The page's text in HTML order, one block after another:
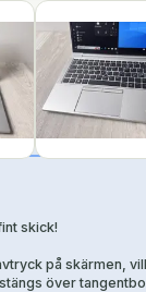
skick!
på skärmen,
över